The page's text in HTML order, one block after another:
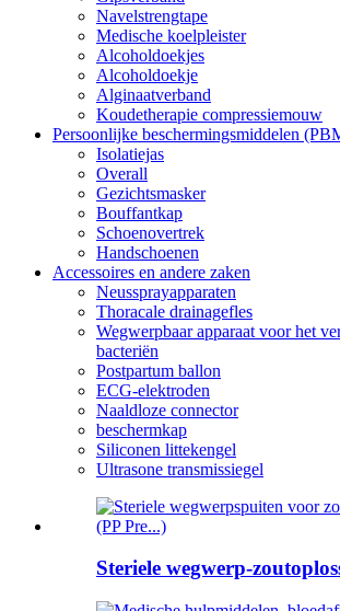
Navelstrengtape
Medische koelpleister
Alcoholdoekjes
Alcoholdoekje
Alginaatverband
Koudetherapie compressiemouw
Persoonlijke beschermingsmiddelen
Isolatiejas
Overall
Gezichtsmasker
Bouffantkap
Schoenovertrek
Handschoenen
Accessoires en andere zaken
Neussprayapparaten
Thoracale drainagefles
Wegwerpbaar apparaat voor het
bacteriën
Postpartum ballon
ECG-elektroden
Naaldloze connector
beschermkap
Siliconen littekengel
Ultrasone transmissiegel
Steriele wegwerp-